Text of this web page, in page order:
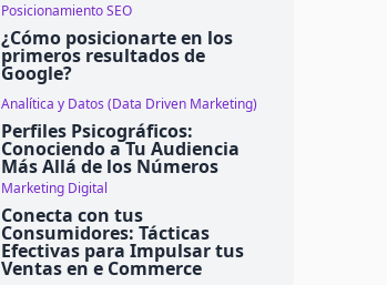
Posicionamiento SEO
¿Cómo posicionarte en los
primeros resultados de
Google?
Analítica y Datos (Data Driven Marketing)
Perfiles Psicográficos:
Conociendo a Tu Audiencia
Más Allá de los Números
Marketing Digital
Conecta con tus
Consumidores: Tácticas
Efectivas para Impulsar tus
Ventas en e Commerce